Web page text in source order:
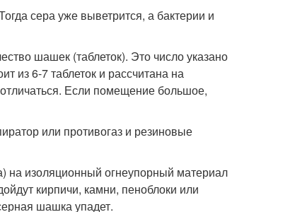
сера уже выветрится, а бактерии и
шашек (таблеток). Это число указано
из 6-7 таблеток и рассчитана на
Если помещение большое,
или противогаз и резиновые
на изоляционный огнеупорный материал
кирпичи, камни, пеноблоки или
шашка упадет.